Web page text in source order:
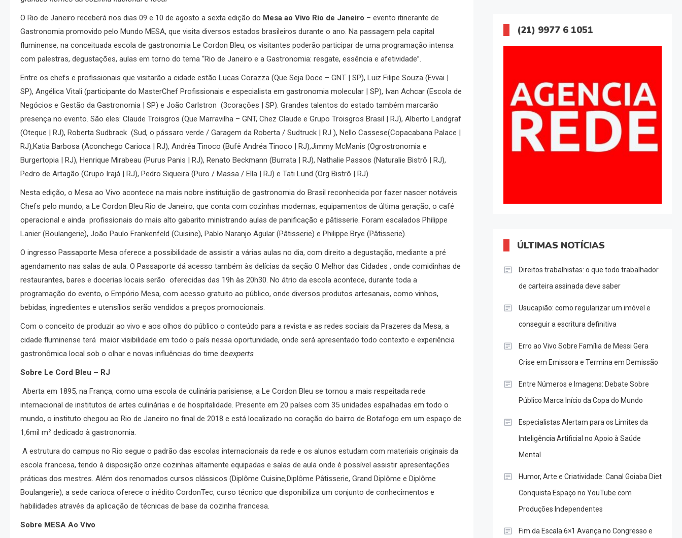
O Rio de Janeiro receberá nos dias 09 e 10 de agosto a sexta edição do Mesa ao Vivo Rio de Janeiro – evento itinerante de
Gastronomia promovido pelo Mundo MESA, que visita diversos estados brasileiros durante o ano. Na passagem pela capital
fluminense, na conceituada escola de gastronomia Le Cordon Bleu, os visitantes poderão participar de uma programação intensa
com palestras, degustações, aulas em torno do tema “Rio de Janeiro e a Gastronomia: resgate, essência e afetividade”.
Entre os chefs e profissionais que visitarão a cidade estão Lucas Corazza (Que Seja Doce – GNT | SP), Luiz Filipe Souza (Evvai |
SP), Angélica Vitali (participante do MasterChef Profissionais e especialista em gastronomia molecular | SP), Ivan Achcar (Escola de
Negócios e Gestão da Gastronomia | SP) e João Carlstron (3corações | SP). Grandes talentos do estado também marcarão
presença no evento. São eles: Claude Troisgros (Que Marravilha – GNT, Chez Claude e Grupo Troisgros Brasil | RJ), Alberto Landgraf
(Oteque | RJ), Roberta Sudbrack (Sud, o pássaro verde / Garagem da Roberta / Sudtruck | RJ ), Nello Cassese(Copacabana Palace |
RJ),Katia Barbosa (Aconchego Carioca | RJ), Andréa Tinoco (Bufê Andréa Tinoco | RJ),Jimmy McManis (Ogrostronomia e
Burgertopia | RJ), Henrique Mirabeau (Purus Panis | RJ), Renato Beckmann (Burrata | RJ), Nathalie Passos (Naturalie Bistrô | RJ),
Pedro de Artagão (Grupo Irajá | RJ), Pedro Siqueira (Puro / Massa / Ella | RJ) e Tati Lund (Org Bistrô | RJ).
Nesta edição, o Mesa ao Vivo acontece na mais nobre instituição de gastronomia do Brasil reconhecida por fazer nascer notáveis
Chefs pelo mundo, a Le Cordon Bleu Rio de Janeiro, que conta com cozinhas modernas, equipamentos de última geração, o café
operacional e ainda profissionais do mais alto gabarito ministrando aulas de panificação e pâtisserie. Foram escalados Philippe
Lanier (Boulangerie), João Paulo Frankenfeld (Cuisine), Pablo Naranjo Agular (Pâtisserie) e Philippe Brye (Pâtisserie).
O ingresso Passaporte Mesa oferece a possibilidade de assistir a várias aulas no dia, com direito a degustação, mediante a pré
agendamento nas salas de aula. O Passaporte dá acesso também às delícias da seção O Melhor das Cidades , onde comidinhas de
restaurantes, bares e docerias locais serão oferecidas das 19h às 20h30. No átrio da escola acontece, durante toda a
programação do evento, o Empório Mesa, com acesso gratuito ao público, onde diversos produtos artesanais, como vinhos,
bebidas, ingredientes e utensílios serão vendidos a preços promocionais.
Com o conceito de produzir ao vivo e aos olhos do público o conteúdo para a revista e as redes sociais da Prazeres da Mesa, a
cidade fluminense terá maior visibilidade em todo o país nessa oportunidade, onde será apresentado todo contexto e experiência
gastronômica local sob o olhar e novas influências do time deexperts.
Sobre Le Cord Bleu – RJ
Aberta em 1895, na França, como uma escola de culinária parisiense, a Le Cordon Bleu se tornou a mais respeitada rede
internacional de institutos de artes culinárias e de hospitalidade. Presente em 20 países com 35 unidades espalhadas em todo o
mundo, o instituto chegou ao Rio de Janeiro no final de 2018 e está localizado no coração do bairro de Botafogo em um espaço de
1,6mil m² dedicado à gastronomia.
A estrutura do campus no Rio segue o padrão das escolas internacionais da rede e os alunos estudam com materiais originais da
escola francesa, tendo à disposição onze cozinhas altamente equipadas e salas de aula onde é possível assistir apresentações
práticas dos mestres. Além dos renomados cursos clássicos (Diplôme Cuisine,Diplôme Pâtisserie, Grand Diplôme e Diplôme
Boulangerie), a sede carioca oferece o inédito CordonTec, curso técnico que disponibiliza um conjunto de conhecimentos e
habilidades através da aplicação de técnicas de base da cozinha francesa.
Sobre MESA Ao Vivo
(21) 9977 6 1051
ÚLTIMAS NOTÍCIAS
Direitos trabalhistas: o que todo trabalhador
de carteira assinada deve saber
Usucapião: como regularizar um imóvel e
conseguir a escritura definitiva
Erro ao Vivo Sobre Família de Messi Gera
Crise em Emissora e Termina em Demissão
Entre Números e Imagens: Debate Sobre
Público Marca Início da Copa do Mundo
Especialistas Alertam para os Limites da
Inteligência Artificial no Apoio à Saúde
Mental
Humor, Arte e Criatividade: Canal Goiaba Diet
Conquista Espaço no YouTube com
Produções Independentes
Fim da Escala 6×1 Avança no Congresso e